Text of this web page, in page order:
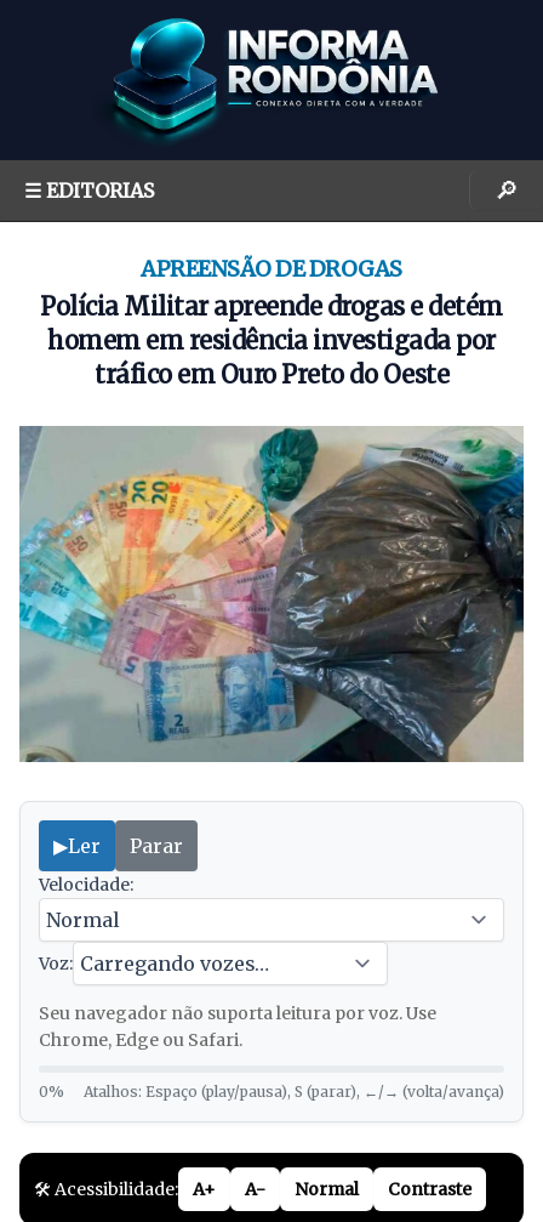
☰ EDITORIAS 🔎
APREENSÃO DE DROGAS
Polícia Militar apreende drogas e detém
homem em residência investigada por
tráfico em Ouro Preto do Oeste
▶Ler Parar
Velocidade:
Voz:
Seu navegador não suporta leitura por voz. Use
Chrome, Edge ou Safari.
0% Atalhos: Espaço (play/pausa), S (parar), ←/→ (volta/avança)
🛠️ Acessibilidade: A+ A- Normal Contraste